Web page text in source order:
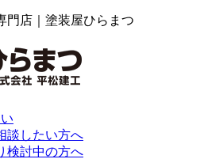
門店｜塗装屋ひらまつ
談したい方へ
検討中の方へ